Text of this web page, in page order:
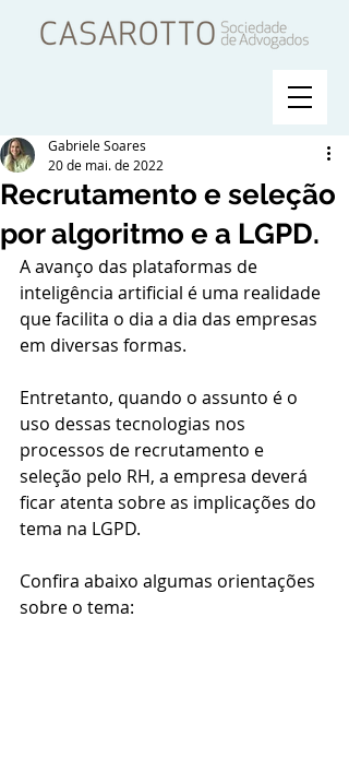
Recrutamento e seleção
por algoritmo e a LGPD.
Gabriele Soares
20 de mai. de 2022
A avanço das plataformas de
inteligência artificial é uma realidade
que facilita o dia a dia das empresas
em diversas formas.
Entretanto, quando o assunto é o
uso dessas tecnologias nos
processos de recrutamento e
seleção pelo RH, a empresa deverá
ficar atenta sobre as implicações do
tema na LGPD.
Confira abaixo algumas orientações
sobre o tema: